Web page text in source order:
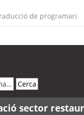
de programari
sector